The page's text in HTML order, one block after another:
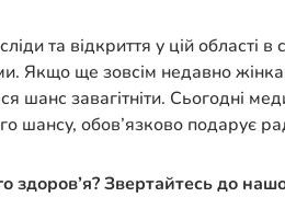
та відкриття у цій області
Якщо ще зовсім недавно
шанс завагітніти. Сьогодні
обов’язково подарує
здоров’я? Звертайтесь до